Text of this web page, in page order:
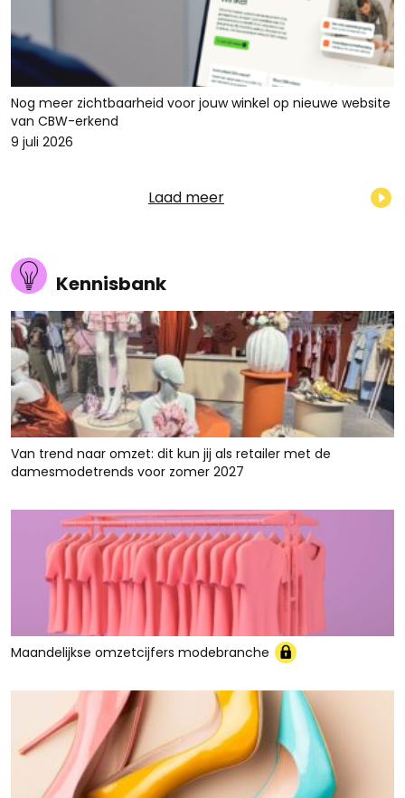
Nog meer zichtbaarheid voor jouw winkel op nieuwe website
van CBW-erkend
9 juli 2026
Laad meer
Kennisbank
Van trend naar omzet: dit kun jij als retailer met de
damesmodetrends voor zomer 2027
Maandelijkse omzetcijfers modebranche